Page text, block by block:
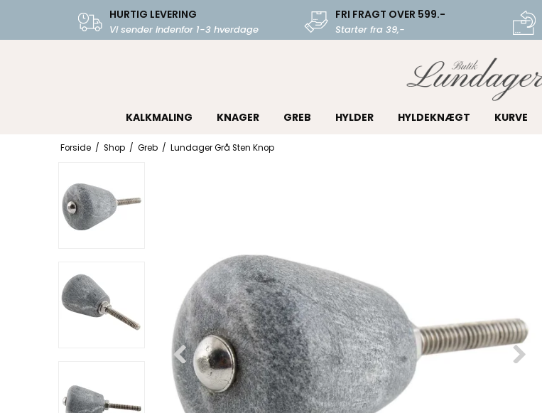
HURTIG LEVERING
Vi sender indenfor 1-3 hverdage
FRI FRAGT OVER 599.-
Starter fra 39,-
KALKMALING KNAGER GREB HYLDER HYLDEKNÆGT KURVE
Forside / Shop / Greb / Lundager Grå Sten Knop